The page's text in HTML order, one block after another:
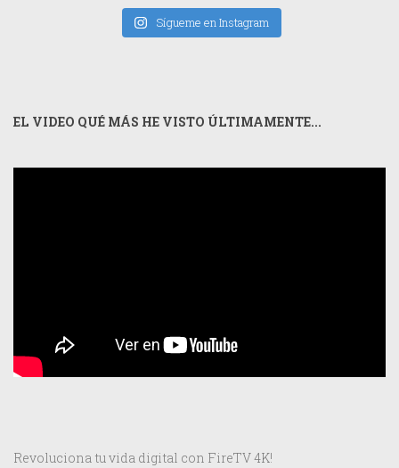
Sígueme en Instagram
EL VIDEO QUÉ MÁS HE VISTO ÚLTIMAMENTE...
Revoluciona tu vida digital con FireTV 4K!